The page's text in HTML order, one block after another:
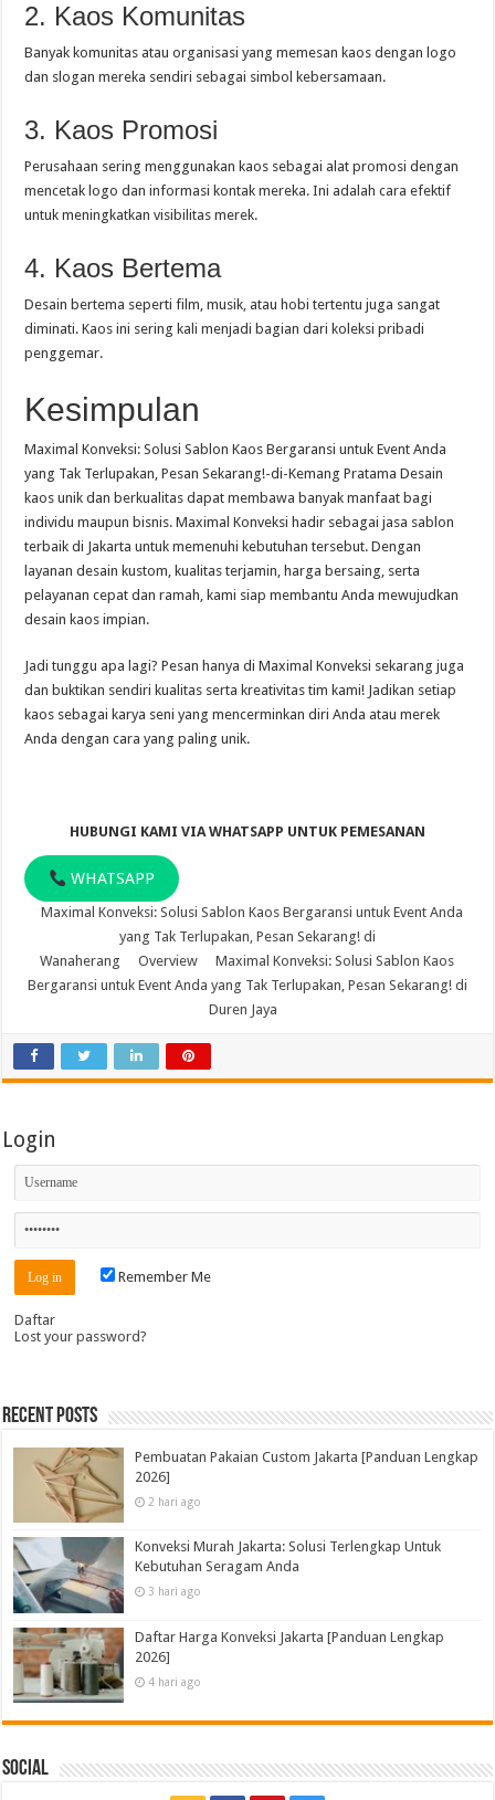
2. Kaos Komunitas
Banyak komunitas atau organisasi yang memesan kaos dengan logo
dan slogan mereka sendiri sebagai simbol kebersamaan.
3. Kaos Promosi
Perusahaan sering menggunakan kaos sebagai alat promosi dengan
mencetak logo dan informasi kontak mereka. Ini adalah cara efektif
untuk meningkatkan visibilitas merek.
4. Kaos Bertema
Desain bertema seperti film, musik, atau hobi tertentu juga sangat
diminati. Kaos ini sering kali menjadi bagian dari koleksi pribadi
penggemar.
Kesimpulan
Maximal Konveksi: Solusi Sablon Kaos Bergaransi untuk Event Anda
yang Tak Terlupakan, Pesan Sekarang!-di-Kemang Pratama Desain
kaos unik dan berkualitas dapat membawa banyak manfaat bagi
individu maupun bisnis. Maximal Konveksi hadir sebagai jasa sablon
terbaik di Jakarta untuk memenuhi kebutuhan tersebut. Dengan
layanan desain kustom, kualitas terjamin, harga bersaing, serta
pelayanan cepat dan ramah, kami siap membantu Anda mewujudkan
desain kaos impian.
Jadi tunggu apa lagi? Pesan hanya di Maximal Konveksi sekarang juga
dan buktikan sendiri kualitas serta kreativitas tim kami! Jadikan setiap
kaos sebagai karya seni yang mencerminkan diri Anda atau merek
Anda dengan cara yang paling unik.
HUBUNGI KAMI VIA WHATSAPP UNTUK PEMESANAN
WHATSAPP
Maximal Konveksi: Solusi Sablon Kaos Bergaransi untuk Event Anda
yang Tak Terlupakan, Pesan Sekarang! di
Wanaherang
Overview
Maximal Konveksi: Solusi Sablon Kaos
Bergaransi untuk Event Anda yang Tak Terlupakan, Pesan Sekarang! di
Duren Jaya
Login
Remember Me
Daftar
Lost your password?
Recent Posts
Pembuatan Pakaian Custom Jakarta [Panduan Lengkap
2026]
2 hari ago
Konveksi Murah Jakarta: Solusi Terlengkap Untuk
Kebutuhan Seragam Anda
3 hari ago
Daftar Harga Konveksi Jakarta [Panduan Lengkap
2026]
4 hari ago
Social